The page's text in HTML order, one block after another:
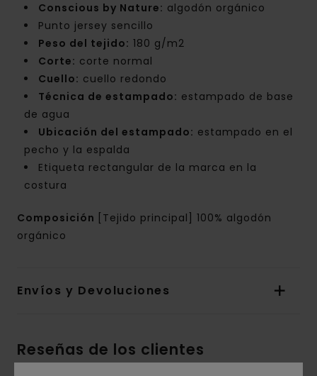
Conscious by Nature: algodón orgánico
Punto jersey sencillo
Peso del tejido: 180 g/m2
Corte: corte normal
Cuello: cuello redondo
Técnica de estampado: estampado de base
de agua
Ubicación del estampado: estampado en el
pecho y la espalda
Etiqueta rectangular de la marca en la
costura
Composición
[Tejido principal] 100% algodón
orgánico
Envíos y Devoluciones
Reseñas de los clientes